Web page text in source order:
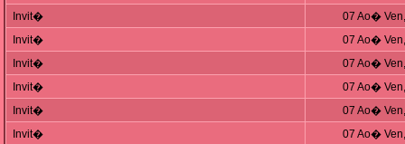
Invit�
07 Ao�
Invit�
07 Ao�
Invit�
07 Ao�
Invit�
07 Ao�
Invit�
07 Ao�
Invit�
07 Ao�